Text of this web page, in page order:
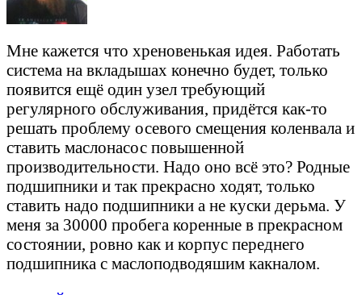
Мне кажется что хреновенькая идея. Работать
система на вкладышах конечно будет, только
появится ещё один узел требующий
регулярного обслуживания, придётся как-то
решать проблему осевого смещения коленвала и
ставить маслонасос повышенной
производительности. Надо оно всё это? Родные
подшипники и так прекрасно ходят, только
ставить надо подшипники а не куски дерьма. У
меня за 30000 пробега коренные в прекрасном
состоянии, ровно как и корпус переднего
подшипника с маслоподводяшим какналом.